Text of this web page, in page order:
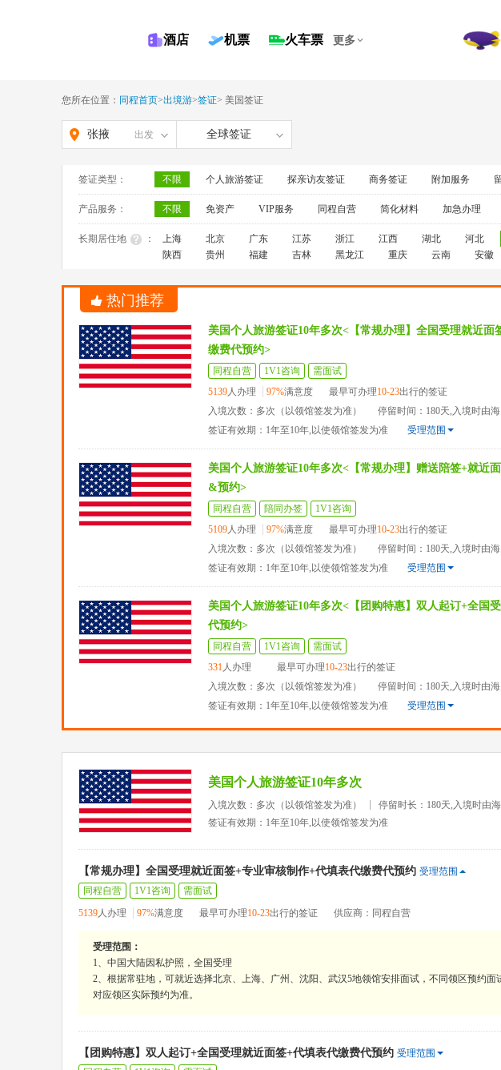
酒店 机票 火车票 更多
您所在位置： 同程首页>出境游>签证> 美国签证
张掖 出发 全球签证
签证类型： 不限 个人旅游签证 探亲访友签证 商务签证 附加服务
产品服务： 不限 免资产 VIP服务 同程自营 简化材料 加急办理
长期居住地 ： 上海 北京 广东 江苏 浙江 江西 湖北 河北
陕西
贵州 福建 吉林 黑龙江 重庆 云南 安徽
热门推荐
美国个人旅游签证10年多次<【常规办理】全国受理就近面
缴费代预约>
同程自营 1V1咨询
需面试
5139人办理 97%满意度 最早可办理10-23出行的签证
入境次数：多次（以领馆签发为准）
停留时间：180天,入境时由
签证有效期：1年至10年,以使领馆签发为准
受理范围
美国个人旅游签证10年多次<【常规办理】赠送陪签+就近
&预约>
同程自营 陪同办签
1V1咨询
5109人办理 97%满意度 最早可办理10-23出行的签证
入境次数：多次（以领馆签发为准）
停留时间：180天,入境时由
签证有效期：1年至10年,以使领馆签发为准
受理范围
美国个人旅游签证10年多次<【团购特惠】双人起订+全国
代预约>
同程自营 1V1咨询
需面试
331人办理 最早可办理10-23出行的签证
入境次数：多次（以领馆签发为准）
停留时间：180天,入境时由
签证有效期：1年至10年,以使领馆签发为准
受理范围
美国个人旅游签证10年多次
入境次数：多次（以领馆签发为准）
停留时长：180天,入境时由
签证有效期：1年至10年,以使领馆签发为准
【常规办理】全国受理就近面签+专业审核制作+代填表代缴费代预约 受理范围
同程自营
1V1咨询
需面试
5139人办理 97%满意度 最早可办理10-23出行的签证 供应商：同程自营
受理范围：
1、中国大陆因私护照，全国受理
2、根据常驻地，可就近选择北京、上海、广州、沈阳、武汉5地领馆安排面试，不同领区预约
对应领区实际预约为准。
【团购特惠】双人起订+全国受理就近面签+代填表代缴费代预约 受理范围